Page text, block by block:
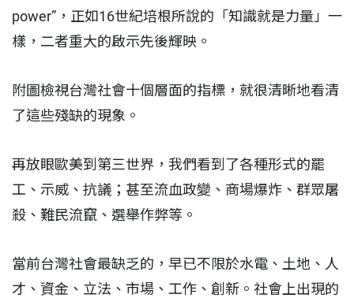
power”，正如16世紀培根所說的「知識就是力量」一
樣，二者重大的啟示先後輝映。
附圖檢視台灣社會十個層面的指標，就很清晰地看清
了這些殘缺的現象。
再放眼歐美到第三世界，我們看到了各種形式的罷
工、示威、抗議；甚至流血政變、商場爆炸、群眾屠
殺、難民流竄、選舉作弊等。
當前台灣社會最缺乏的，早已不限於水電、土地、人
才、資金、立法、市場、工作、創新。社會上出現的